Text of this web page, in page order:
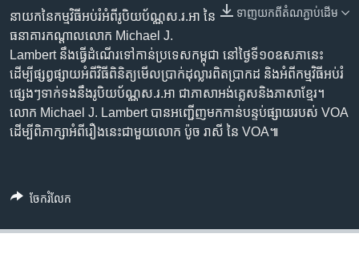
កាន់​
ទំព័រ​
ស្វែង​
រក
ភាសា
ទាញ​យក​ពី​តំណភ្ជាប់​ដើម
នាយក​នៃ​កម្មវិធី​អប់រំ​អំពី​រូបិយប័ណ្ណ​ស.រ.អា នៃ​
ធនាគារ​កណ្តាល​លោក Michael J.
Lambert នឹង​ធ្វើ​ដំណើរ​ទៅ​កាន់​ប្រទេស​កម្ពុជា នៅ​ថ្ងៃ​ទី​១០​ឧសភា​នេះ
ដើម្បី​ផ្សព្វ​ផ្សាយ​អំពី​វិធី​ពិនិត្យ​មើល​ប្រាក់​ដុល្លារ​ពិត​ប្រាកដ និង​អំពី​កម្មវិធី​អប់រំ​
ផ្សេងៗ​ទាក់ទង​នឹង​រូបិយប័ណ្ណ​ស.រ.អា ជា​ភាសា​អង់គ្លេស​និង​ភាសា​ខ្មែរ។
លោក Michael J. Lambert បាន​អញ្ជើញ​មក​កាន់​បន្ទប់​ផ្សាយ​របស់​ VOA
ដើម្បី​ពិភាក្សា​អំពី​រឿង​នេះ​ជា​មួយ​លោក ប៉ូច រាសី នៃ VOA៕
ចែករំលែក